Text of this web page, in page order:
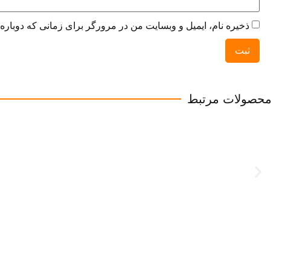
ذخیره نام، ایمیل و وبسایت من در مرورگر برای زمانی که
محصولات مرتبط